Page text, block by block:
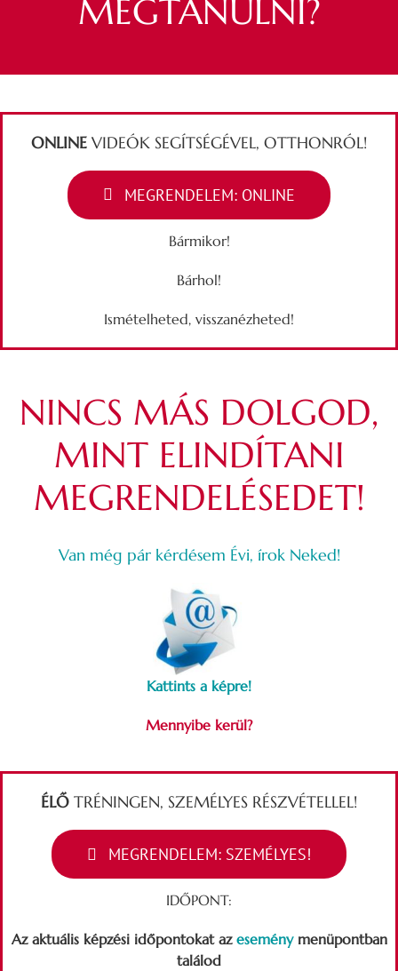
MEGTANULNI?
ONLINEVIDEÓK SEGÍTSÉGÉVEL, OTTHONRÓL!
MEGRENDELEM: ONLINE
Bármikor!
Bárhol!
Ismételheted, visszanézheted!
NINCS MÁS DOLGOD,
MINT ELINDÍTANI
MEGRENDELÉSEDET!
Van még pár kérdésem Évi, írok Neked!
Kattints a képre!
Mennyibe kerül?
ÉLŐ TRÉNINGEN, SZEMÉLYES RÉSZVÉTELLEL!
MEGRENDELEM: SZEMÉLYES!
IDŐPONT:
Az aktuális képzési időpontokat az eseménymenüpontban
találod